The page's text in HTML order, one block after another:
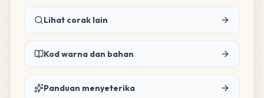
Lihat corak lain
Kod warna dan bahan
Panduan menyeterika